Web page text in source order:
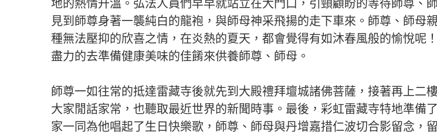
地的熱情升溫。弘法人員們早早就站立在大門口，引頸顧盼的等待師尊、
見到師尊身著一襲純白的龍袍，與師母神采飛揚的走下車來。師尊、師母
種無法壓抑的欣喜之情，在炎熱的夏天，都會覺得有如沐春風般的愉悅呢
盡力的去準備健康美味的佳餚來供養師尊、師母。
師尊一如往常的抵達雷藏寺後就先到大殿禮拜壇城諸佛菩薩，接著再上二
大家閒話家常，也聽取最近世界的新聞時事。最後，彩虹雷藏寺特地準備
家一同為他唱起了生日快樂歌，師尊、師母與丹增嘉措仁波切合影留念，